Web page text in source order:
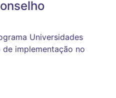
Universidades
implementação no